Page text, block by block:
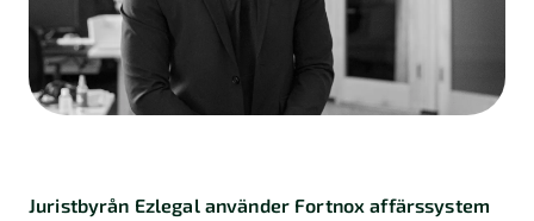
Import
och
export
Juristbyrån Ezlegal använder Fortnox affärssystem